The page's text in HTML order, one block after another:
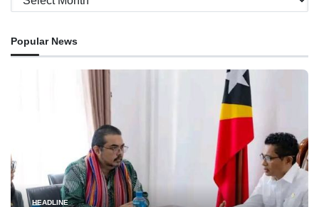
Popular News
HEADLINE